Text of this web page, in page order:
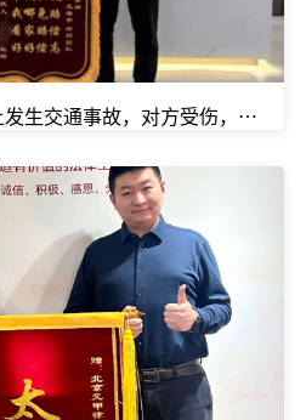
生交通事故，对方受伤，自己要